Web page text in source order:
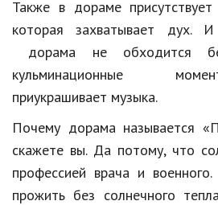
Юриспруденция
Природа
Образование
Наука и технологии
Также в дораме
которая захватывает дух.
дорама не обходится
кульминационные
приукрашивает музыка.
Почему дорама называется
скажете вы. Да потому, что
профессией врача и
прожить без солнечного